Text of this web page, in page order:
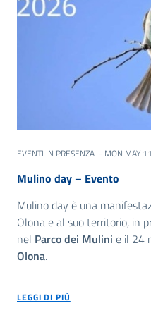
EVENTI IN PRESENZA - MON MAY
Mulino day – Evento
Mulino day è una
Olona e al suo territorio, in
nel Parco dei Mulini e il 24
Olona.
LEGGI DI PIÙ